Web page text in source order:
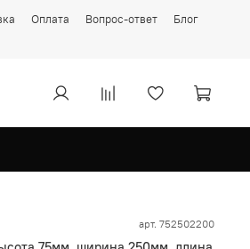
Оплата Вопрос-ответ Блог
арт. 752502200